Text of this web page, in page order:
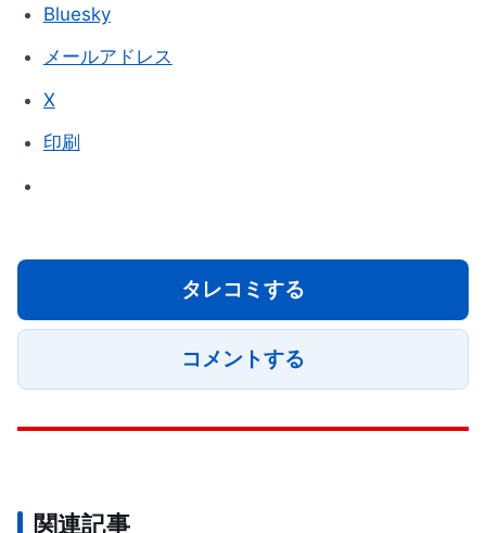
Bluesky
メールアドレス
X
印刷
タレコミする
コメントする
関連記事